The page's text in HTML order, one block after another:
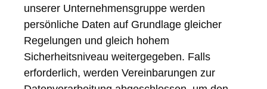
unserer Unternehmensgruppe werden
persönliche Daten auf Grundlage gleicher
Regelungen und gleich hohem
Sicherheitsniveau weitergegeben. Falls
erforderlich, werden Vereinbarungen zur